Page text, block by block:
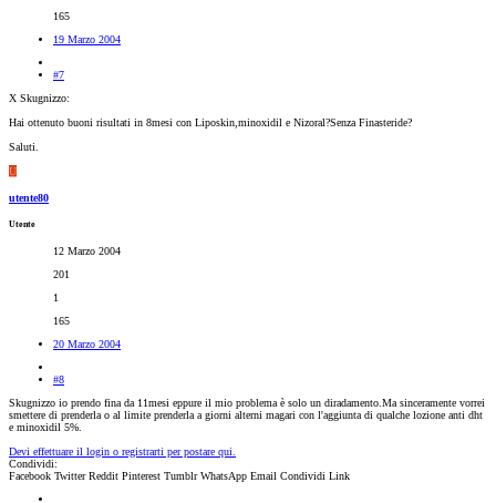
165
19 Marzo 2004
#7
X Skugnizzo:
Hai ottenuto buoni risultati in 8mesi con Liposkin,minoxidil e Nizoral?Senza Finasteride?
Saluti.
U
utente80
Utente
12 Marzo 2004
201
1
165
20 Marzo 2004
#8
Skugnizzo io prendo fina da 11mesi eppure il mio problema è solo un diradamento.Ma sinceramente vorrei
smettere di prenderla o al limite prenderla a giorni alterni magari con l'aggiunta di qualche lozione anti dht
e minoxidil 5%.
Devi effettuare il login o registrarti per postare qui.
Condividi:
Facebook Twitter Reddit Pinterest Tumblr WhatsApp Email Condividi Link